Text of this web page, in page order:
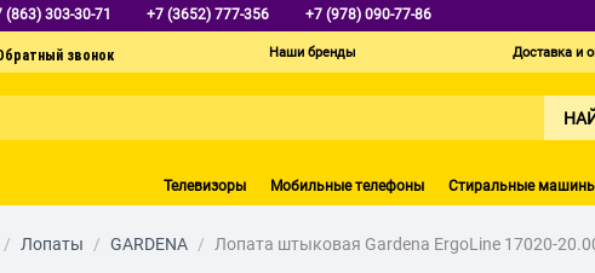
(863) 303-30-71 +7 (3652) 777-356 +7 (978) 090-77-86
Наши бренды Доставка и
Телевизоры Мобильные телефоны Стиральные
/ Лопаты / GARDENA / Лопата штыковая Gardena ErgoLine 17020-